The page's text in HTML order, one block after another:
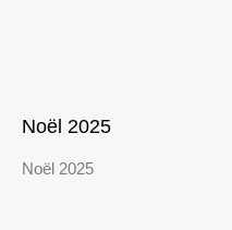
Noël 2025
Noël 2025